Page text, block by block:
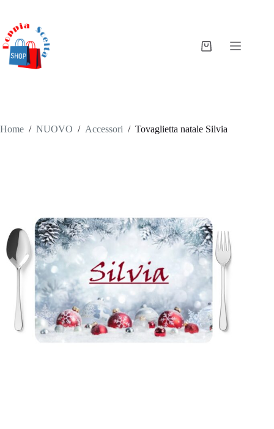
contenuto
Carrello
Home / NUOVO / Accessori / Tovaglietta natale Silvia